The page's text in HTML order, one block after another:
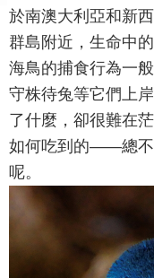
於南澳大利亞和新
群島附近，生命中
海鳥的捕食行為一
守株待兔等它們上
了什麼，卻很難在
如何吃到的——總不
呢。